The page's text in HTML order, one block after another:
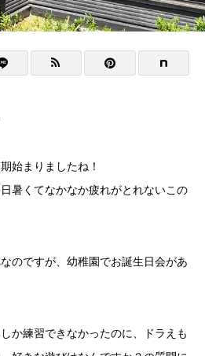
始まりましたね！
暑くてなかなか疲れがとれないこの
のですが、幼稚園でお誕生日会があ
か練習できなかったのに、ドラえも